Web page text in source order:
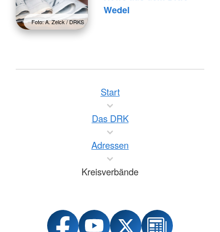
Foto: A. Zelck / DRKS
Wedel
Start
Das DRK
Adressen
Kreisverbände